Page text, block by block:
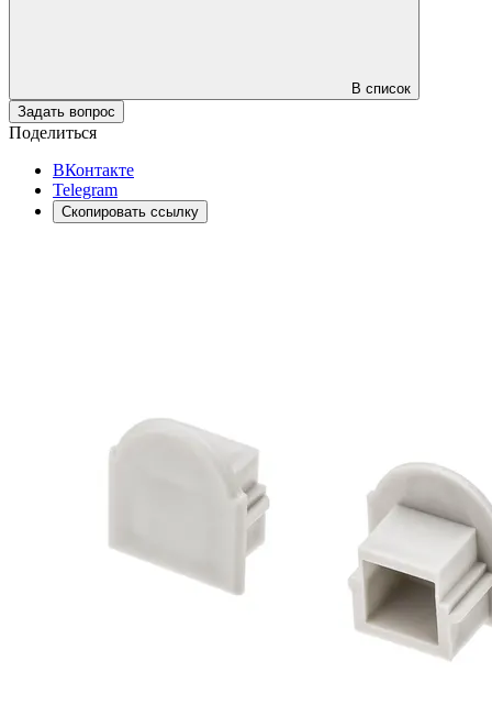
В список
Задать вопрос
Поделиться
ВКонтакте
Telegram
Скопировать ссылку